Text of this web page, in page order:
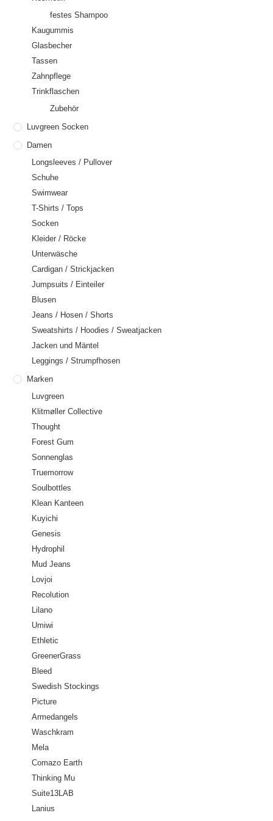
festes Shampoo
Kaugummis
Glasbecher
Tassen
Zahnpflege
Trinkflaschen
Zubehör
Luvgreen Socken
Damen
Longsleeves / Pullover
Schuhe
Swimwear
T-Shirts / Tops
Socken
Kleider / Röcke
Unterwäsche
Cardigan / Strickjacken
Jumpsuits / Einteiler
Blusen
Jeans / Hosen / Shorts
Sweatshirts / Hoodies / Sweatjacken
Jacken und Mäntel
Leggings / Strumpfhosen
Marken
Luvgreen
Klitmøller Collective
Thought
Forest Gum
Sonnenglas
Truemorrow
Soulbottles
Klean Kanteen
Kuyichi
Genesis
Hydrophil
Mud Jeans
Lovjoi
Recolution
Lilano
Umiwi
Ethletic
GreenerGrass
Bleed
Swedish Stockings
Picture
Armedangels
Waschkram
Mela
Comazo Earth
Thinking Mu
Suite13LAB
Lanius